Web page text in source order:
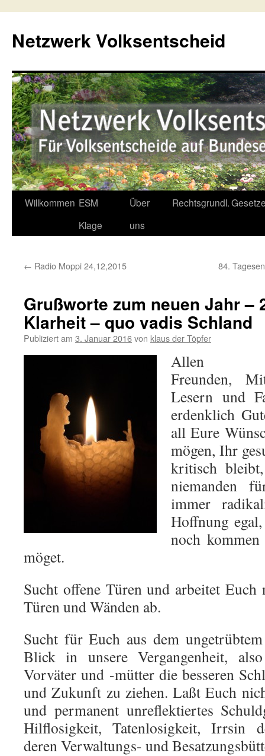
Netzwerk Volksentscheid
Springe
Willkommen ESM
Klage
Über
uns
Rechtsgrundl.
← Radio Moppi 24,12,2015 84.
Grußworte zum neuen Jahr –
Klarheit – quo vadis Schland
Publiziert am 3. Januar 2016von klaus der Töpfer
Allen
Freunden,
Lesern und
erdenklich
all Eure
mögen, Ihr
kritisch
niemanden
immer
Hoffnung
noch
möget.
Sucht offene Türen und arbeitet Euch
Türen und Wänden ab.
Sucht für Euch aus dem
Blick in unsere Vergangenheit,
Vorväter und -mütter die besseren
und Zukunft zu ziehen. Laßt Euch
und permanent unreflektiertes
Hilflosigkeit, Tatenlosigkeit, Irrsin
deren Verwaltungs- und